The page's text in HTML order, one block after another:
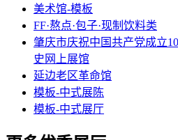
美术馆-模板
FF·熬点·包子·现制饮料类
肇庆市庆祝中国共产党成立
史网上展馆
延边老区革命馆
模板-中式展陈
模板-中式展厅